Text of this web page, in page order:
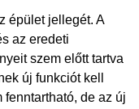
épület jellegét. A
az eredeti
szem előtt tartva
új funkciót kell
de az új